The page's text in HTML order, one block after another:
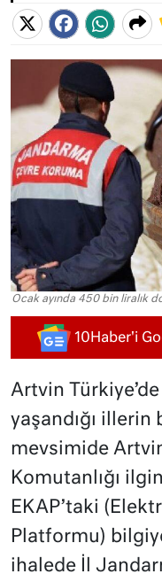
Ocak ayında 450 bin liralık
10Haber'i
Artvin
yaşandığı illerin
mevsimide
Komutanlığı
EKAP’taki
Platformu)
ihalede İl